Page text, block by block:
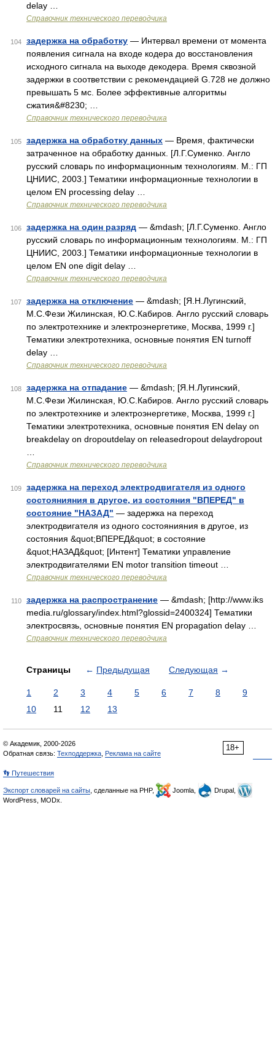
delay …
Справочник технического переводчика
104 задержка на обработку — Интервал времени от момента
появления сигнала на входе кодера до восстановления
исходного сигнала на выходе декодера. Время сквозной
задержки в соответствии с рекомендацией G.728 не должно
превышать 5 мс. Более эффективные алгоритмы
сжатия&#8230; …
Справочник технического переводчика
105 задержка на обработку данных — Время, фактически
затраченное на обработку данных. [Л.Г.Суменко. Англо
русский словарь по информационным технологиям. М.: ГП
ЦНИИС, 2003.] Тематики информационные технологии в
целом EN processing delay …
Справочник технического переводчика
106 задержка на один разряд — &mdash; [Л.Г.Суменко. Англо
русский словарь по информационным технологиям. М.: ГП
ЦНИИС, 2003.] Тематики информационные технологии в
целом EN one digit delay …
Справочник технического переводчика
107 задержка на отключение — &mdash; [Я.Н.Лугинский,
М.С.Фези Жилинская, Ю.С.Кабиров. Англо русский словарь
по электротехнике и электроэнергетике, Москва, 1999 г.]
Тематики электротехника, основные понятия EN turnoff
delay …
Справочник технического переводчика
108 задержка на отпадание — &mdash; [Я.Н.Лугинский,
М.С.Фези Жилинская, Ю.С.Кабиров. Англо русский словарь
по электротехнике и электроэнергетике, Москва, 1999 г.]
Тематики электротехника, основные понятия EN delay on
breakdelay on dropoutdelay on releasedropout delaydropout
Справочник технического переводчика
109
задержка на переход электродвигателя из одного
состоянияния в другое, из состояния "ВПЕРЕД" в
состояние "НАЗАД" — задержка на переход
электродвигателя из одного состоянияния в другое, из
состояния &quot;ВПЕРЕД&quot; в состояние
&quot;НАЗАД&quot; [Интент] Тематики управление
электродвигателями EN motor transition timeout …
Справочник технического переводчика
110 задержка на распространение — &mdash; [http://www.iks
media.ru/glossary/index.html?glossid=2400324] Тематики
электросвязь, основные понятия EN propagation delay …
Справочник технического переводчика
Страницы ← Предыдущая Следующая →
1 2 3 4 5 6 7 8
9
10
11 12 13
18+
© Академик, 2000-2026
Обратная связь: Техподдержка Реклама на сайте
👣 Путешествия
Экспорт словарей на сайты , сделанные на PHP, Joomla,
Drupal,
WordPress, MODx.